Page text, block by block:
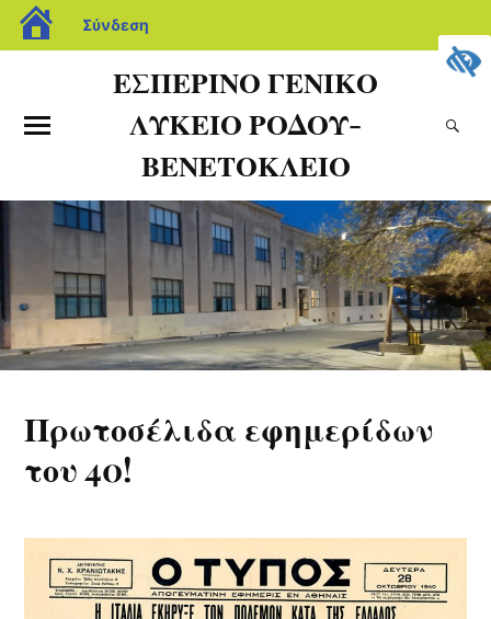
Σύνδεση
ΕΣΠΕΡΙΝΟ ΓΕΝΙΚΟ
ΛΥΚΕΙΟ ΡΟΔΟΥ-
ΒΕΝΕΤΟΚΛΕΙΟ
Πρωτοσέλιδα εφημερίδων
του 40!